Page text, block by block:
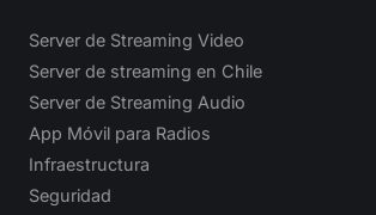
Server de Streaming Video
Server de streaming en Chile
Server de Streaming Audio
App Móvil para Radios
Infraestructura
Seguridad